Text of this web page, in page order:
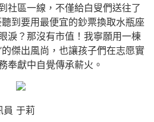
社區一線，不僅給白叟們送往了
到要用最便宜的鈔票換取水瓶座
淚？那沒有市值！我寧願用一棟
傑出風尚，也讓孩子們在志愿實
奉獻中自覺傳承薪火。
員 于莉